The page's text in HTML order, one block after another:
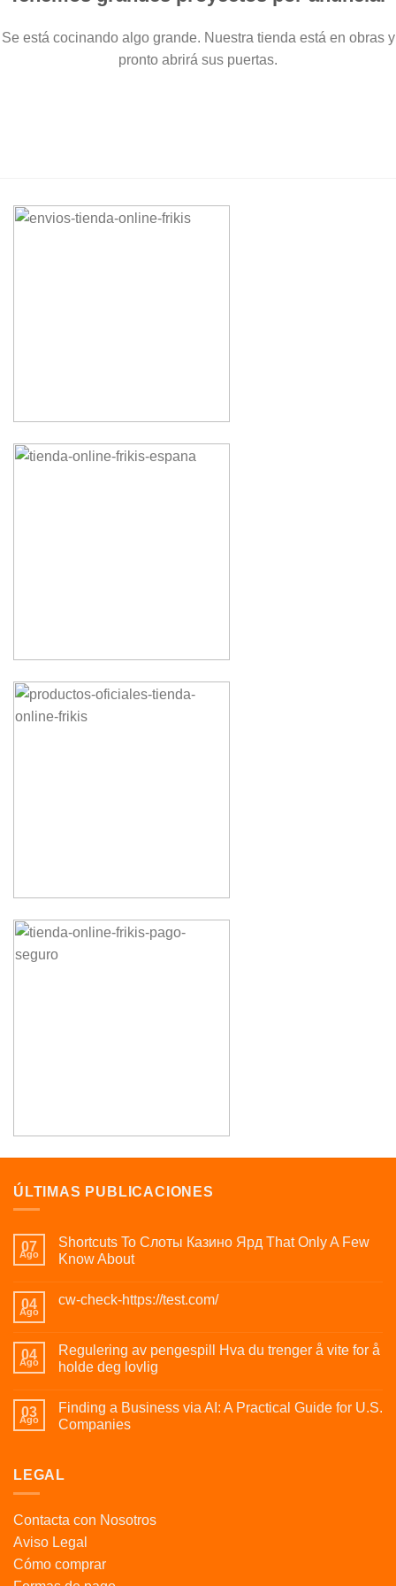
Se está cocinando algo grande. Nuestra tienda está en obras y
pronto abrirá sus puertas.
ÚLTIMAS PUBLICACIONES
07
Ago
Shortcuts To Слоты Казино Ярд That Only A Few
Know About
04
Ago
cw-check-https://test.com/
04
Ago
Regulering av pengespill Hva du trenger å vite for å
holde deg lovlig
03
Ago
Finding a Business via AI: A Practical Guide for U.S.
Companies
LEGAL
Contacta con Nosotros
Aviso Legal
Cómo comprar